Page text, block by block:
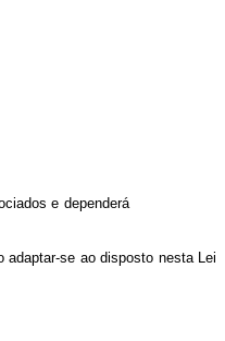
e dependerá
se ao disposto nesta Lei